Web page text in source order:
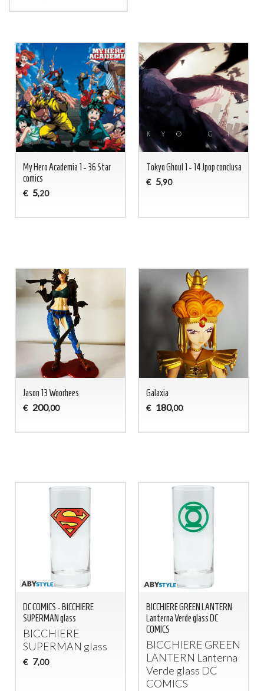
My Hero Academia 1 - 36 Star
comics
€ 5,20
Tokyo Ghoul 1 - 14 Jpop conclusa
€ 5,90
Jason 13 Woorhees
€ 200,00
Galaxia
€ 180,00
DC COMICS - BICCHIERE
SUPERMAN glass
BICCHIERE
SUPERMAN glass
€ 7,00
BICCHIERE GREEN LANTERN
Lanterna Verde glass DC
COMICS
BICCHIERE GREEN
LANTERN Lanterna
Verde glass DC
COMICS